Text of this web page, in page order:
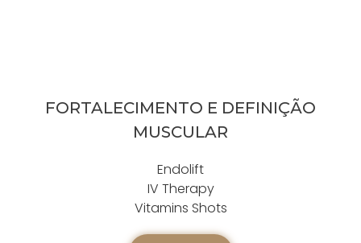
FORTALECIMENTO E DEFINIÇÃO
MUSCULAR
Endolift
IV Therapy
Vitamins Shots